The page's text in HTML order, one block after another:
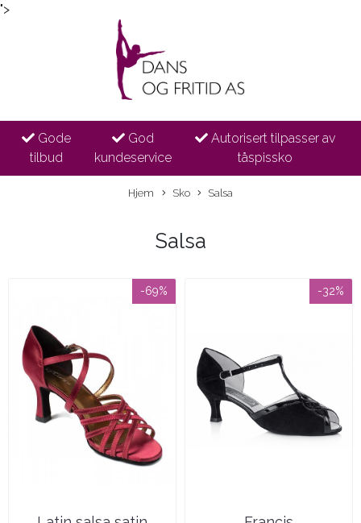
">
Gode
tilbud
God
kundeservice
Autorisert tilpasser av
tåspissko
Hjem Sko Salsa
Salsa
-69% -32%